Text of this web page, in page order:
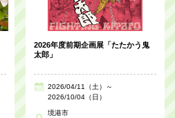
2026年度前期企画展「たたかう鬼
太郎」
2026/04/11（土）～
2026/10/04（日）
境港市